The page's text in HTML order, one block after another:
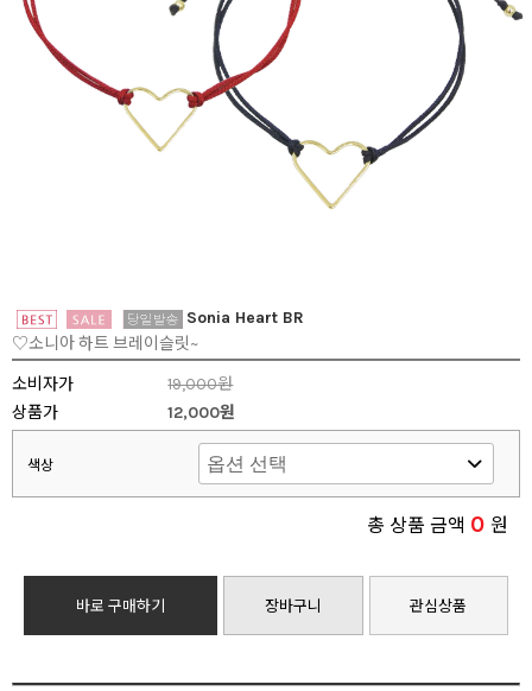
Sonia Heart BR
♡소니아 하트 브레이슬릿~
소비자가
19,000원
상품가
12,000원
색상
총 상품 금액 0 원
바로 구매하기 장바구니 관심상품